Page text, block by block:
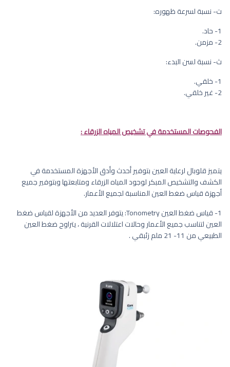
ت‌- نسبة لسرعة ظهوره:
1- حاد.
2- مزمن.
ث‌- نسبة لسن البدء:
1- خلقي.
2- غير خلقي.
الفحوصات المستخدمة في تشخيص المياه الزرقاء :
يتميز قلوبال لرعاية العين بتوفير أحدث وأدق الأجهزة المستخدمة في
الكشف والتشخيص المبكر لوجود المياه الزرقاء ومتابعتها وبتوفير جميع
أجهزة قياس ضغط العين المناسبة لجميع الأعمار.
1- قياس ضغط العين Tonometry: يتوفر العديد من الأجهزة لقياس ضغط
العين لتناسب جميع الأعمار وحالات اعتلالات القرنية ، يتراوح ضغط العين
الطبيعي من 11- 21 ملم زئبقي .